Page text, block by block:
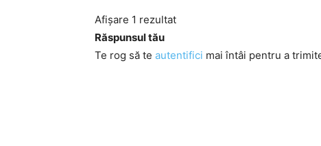
Afișare 1 rezultat
Răspunsul tău
Te rog să te autentifici mai întâi pentru a